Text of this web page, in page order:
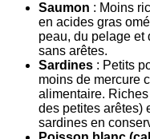
Saumon : Moins
en acides gras
peau, du pelage et
sans arêtes.
Sardines : Petits
moins de mercure
alimentaire.
des petites arêtes)
sardines en